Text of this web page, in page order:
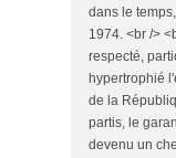
dans le
1974. <br />
respecté,
hypertrophié
de la
partis, le
devenu un